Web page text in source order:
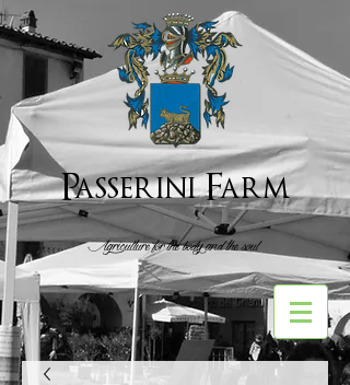
Passerini Farm
Agriculture for the body and the soul